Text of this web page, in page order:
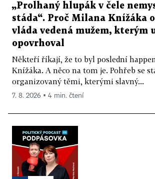
„Prolhaný hlupák v čele
stáda“. Proč Milana Knížáka
vláda vedená mužem, kterým
opovrhoval
Někteří říkají, že to byl poslední
Knížáka. A něco na tom je. Pohřeb se
organizovaný těmi, kterými slavný...
7. 8. 2026 ▪ 4 min. čtení